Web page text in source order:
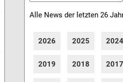
Alle News der letzten 26
2026 2025
2019 2018